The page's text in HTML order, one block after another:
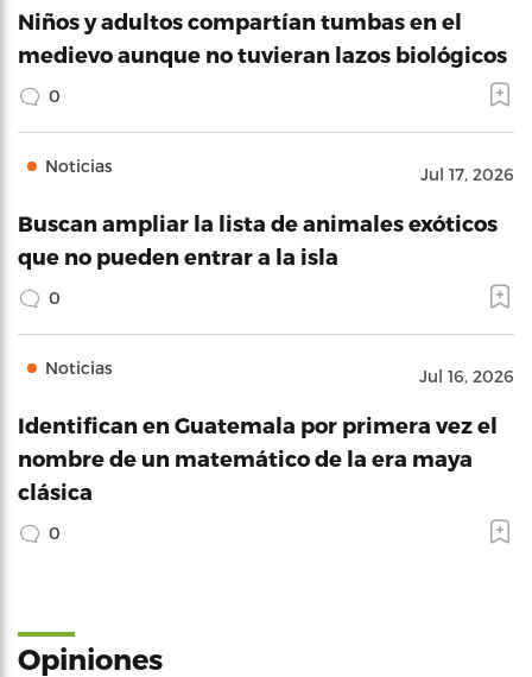
Niños y adultos compartían tumbas en el
medievo aunque no tuvieran lazos biológicos
0
Noticias Jul 17, 2026
Buscan ampliar la lista de animales exóticos
que no pueden entrar a la isla
0
Noticias Jul 16, 2026
Identifican en Guatemala por primera vez el
nombre de un matemático de la era maya
clásica
0
Opiniones